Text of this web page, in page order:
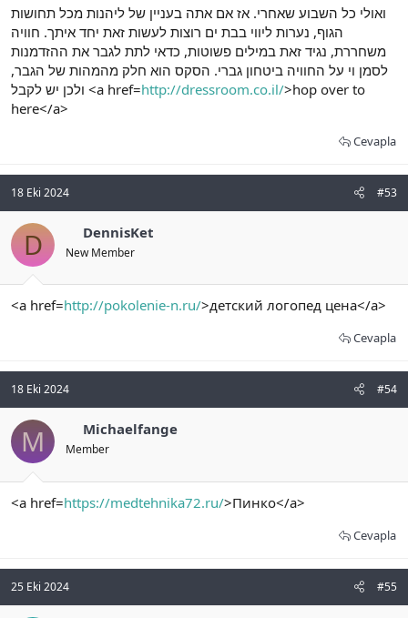
ואולי כל השבוע שאחרי. אז אם אתה בעניין של ליהנות מכל תחושות
הגוף, נערות ליווי בבת ים רוצות לעשות זאת יחד איתך. חוויה
משחררת, נגיד זאת במילים פשוטות, כדאי לתת לגבר את ההזדמנות
לסמן וי על החוויה ביטחון גברי. הסקס הוא חלק מהמהות של הגבר,
ולכן יש לקבל <a href=http://dressroom.co.il/>hop over to
here</a>
Cevapla
18 Eki 2024 #53
D DennisKet
New Member
<a href=http://pokolenie-n.ru/>детский логопед цена</a>
Cevapla
18 Eki 2024 #54
M Michaelfange
Member
<a href=https://medtehnika72.ru/>Пинко</a>
Cevapla
25 Eki 2024 #55